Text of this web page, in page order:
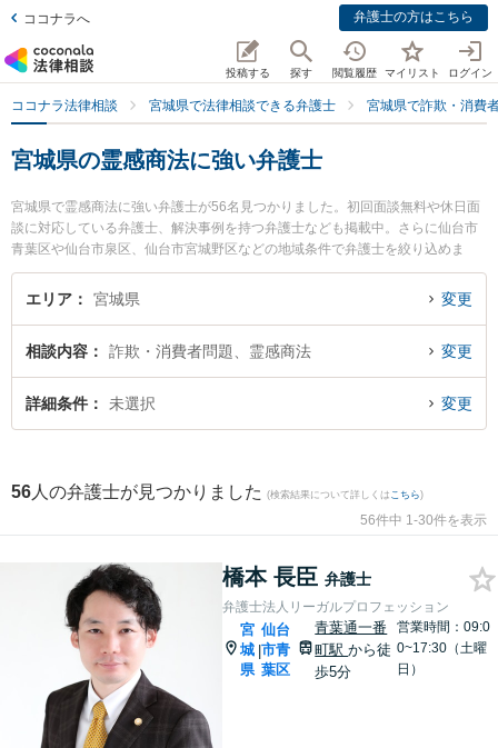
ココナラへ 弁護士の方はこちら
投稿する 探す 閲覧履歴 マイリスト ログイン
ココナラ法律相談 宮城県で法律相談できる弁護士 宮城県で詐欺・消費
宮城県の霊感商法に強い弁護士
宮城県で霊感商法に強い弁護士が56名見つかりました。初回面談無料や休日面
談に対応している弁護士、解決事例を持つ弁護士なども掲載中。さらに仙台市
青葉区や仙台市泉区、仙台市宮城野区などの地域条件で弁護士を絞り込めま
す。詐欺・消費者問題に関係する投資詐欺や副業詐欺、FX詐欺等の細かな分野
での絞り込み検索もでき便利です。特に弁護士法人リーガルプロフェッション
などが注目されています。『宮城県で土日や夜間に発生した霊感商法のトラブ
ルを今すぐに弁護士に相談したい』『霊感商法のトラブル解決の実績豊富な近
くの弁護士を検索したい』『初回相談無料で霊感商法を法律相談できる宮城県
エリア 宮城県 変更
相談内容 詐欺・消費者問題、霊感商法 変更
詳細条件 未選択 変更
56 人の弁護士が見つかりました (検索結果について詳しくは こちら)
56件中 1-30件を表示
橋本 長臣 弁護士
弁護士法人リーガルプロフェッション
宮
城
県
|
仙台
市青
葉区
青葉通一番
町駅から徒
歩5分
営業時間：09:0
0~17:30（土曜
日）